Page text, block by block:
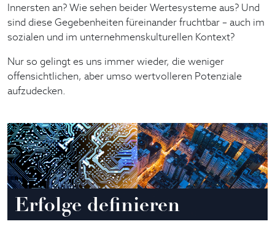
Innersten an? Wie sehen beider Wertesysteme aus? Und
sind diese Gegebenheiten füreinander fruchtbar – auch im
sozialen und im unternehmenskulturellen Kontext?
Nur so gelingt es uns immer wieder, die weniger
offensichtlichen, aber umso wertvolleren Potenziale
aufzudecken.
Erfolge definieren